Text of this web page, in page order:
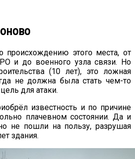
происхождению этого места, от
и до военного узла связи. Но
(10 лет), это ложная
не должна была стать чем-то
для атаки.
известность и по причине
плачевном состоянии. Да и
не пошли на пользу, разрушая
здания.